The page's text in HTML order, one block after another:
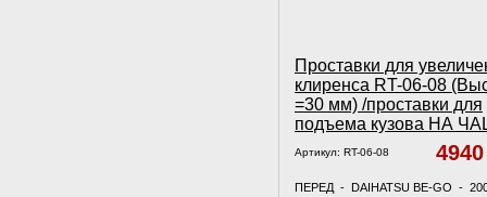
Проставки для
клиренса RT-06-08
=30 мм) /проставки для
подъема кузова НА
Артикул: RT-06-08
ПЕРЕД - DAIHATSU BE-GO -